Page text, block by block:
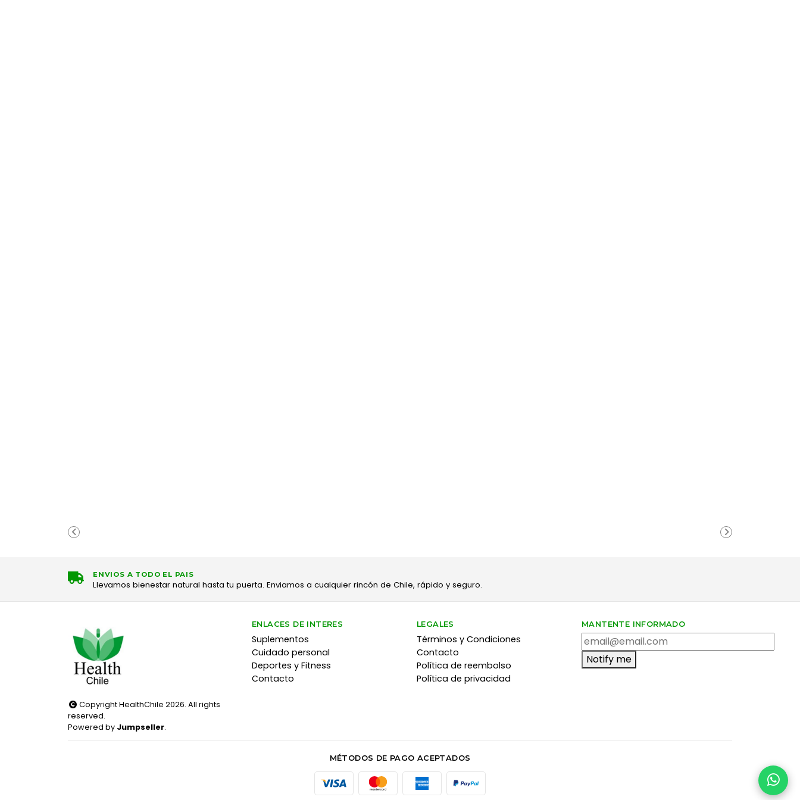
ENVIOS A TODO EL PAIS
Llevamos bienestar natural hasta tu puerta. Enviamos a cualquier rincón de Chile, rápido y seguro.
Copyright HealthChile 2026. All rights
reserved.
Powered by Jumpseller.
ENLACES DE INTERES
Suplementos
Cuidado personal
Deportes y Fitness
Contacto
LEGALES
Términos y Condiciones
Contacto
Política de reembolso
Política de privacidad
MANTENTE INFORMADO
Notify me
MÉTODOS DE PAGO ACEPTADOS